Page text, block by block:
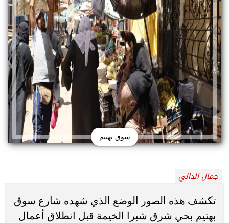
سوق بهتيم
جمال الدالي
تكشف هذه الصور الوضع الذي شهده شارع سوق
بهتيم بحي شرق شبرا الخيمة قبل انطلاق أعمال